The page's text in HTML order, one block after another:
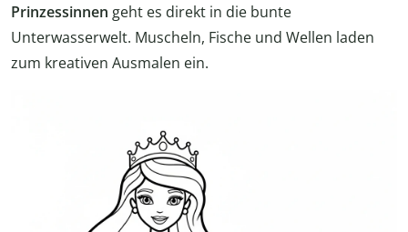
Prinzessinnen geht es direkt in die bunte
Unterwasserwelt. Muscheln, Fische und Wellen laden
zum kreativen Ausmalen ein.